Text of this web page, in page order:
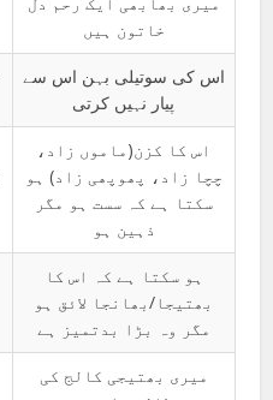
خاتون ہیں
اس کی سوتیلی بہن اس سے
پیار نہیں کرتی
اس کا کزن(ماموں زاد،
چچا زاد، پھوپھی زاد) ہو
سکتا ہے کہ سست ہو مگر
ذہین ہو
ہو سکتا ہے کہ اس کا
بھتیجا/بھانجا لائق ہو
مگر وہ بڑا بدتمیز ہے
میری بھتیجی کالج کی